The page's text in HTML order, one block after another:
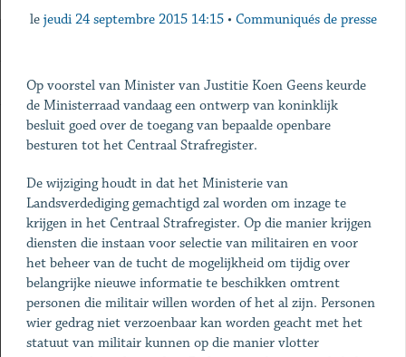
le jeudi 24 septembre 2015 14:15 • Communiqués de presse
Op voorstel van Minister van Justitie Koen Geens keurde
de Ministerraad vandaag een ontwerp van koninklijk
besluit goed over de toegang van bepaalde openbare
besturen tot het Centraal Strafregister.
De wijziging houdt in dat het Ministerie van
Landsverdediging gemachtigd zal worden om inzage te
krijgen in het Centraal Strafregister. Op die manier krijgen
diensten die instaan voor selectie van militairen en voor
het beheer van de tucht de mogelijkheid om tijdig over
belangrijke nieuwe informatie te beschikken omtrent
personen die militair willen worden of het al zijn. Personen
wier gedrag niet verzoenbaar kan worden geacht met het
statuut van militair kunnen op die manier vlotter